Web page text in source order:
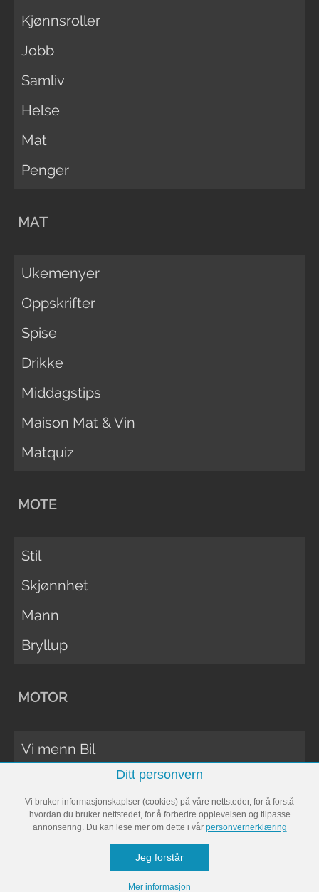
Kjønnsroller
Jobb
Samliv
Helse
Mat
Penger
MAT
Ukemenyer
Oppskrifter
Spise
Drikke
Middagstips
Maison Mat & Vin
Matquiz
MOTE
Stil
Skjønnhet
Mann
Bryllup
MOTOR
Vi menn Bil
Vi Menn Båt
Ditt personvern
Vi bruker informasjonskaplser (cookies) på våre nettsteder, for å forstå
hvordan du bruker nettstedet, for å forbedre opplevelsen og tilpasse
annonsering. Du kan lese mer om dette i vår personvernerklæring
Jeg forstår
Mer informasjon